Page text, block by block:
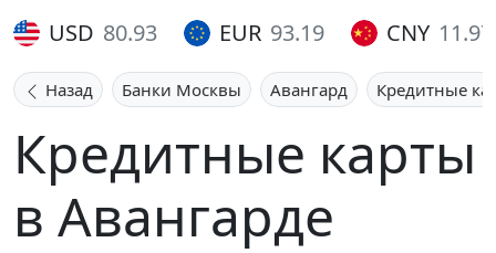
USD 80.93 EUR 93.19 CNY 11.97
Назад Банки Москвы Авангард Кредитные
Кредитные карты
в Авангарде